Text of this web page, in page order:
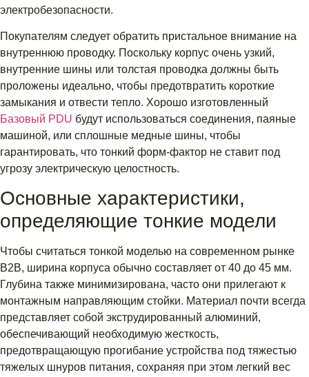
электробезопасности.
Покупателям следует обратить пристальное внимание на
внутреннюю проводку. Поскольку корпус очень узкий,
внутренние шины или толстая проводка должны быть
проложены идеально, чтобы предотвратить короткие
замыкания и отвести тепло. Хорошо изготовленный
Базовый PDU будут использоваться соединения, паяные
машиной, или сплошные медные шины, чтобы
гарантировать, что тонкий форм-фактор не ставит под
угрозу электрическую целостность.
Основные характеристики,
определяющие тонкие модели
Чтобы считаться тонкой моделью на современном рынке
B2B, ширина корпуса обычно составляет от 40 до 45 мм.
Глубина также минимизирована, часто они прилегают к
монтажным направляющим стойки. Материал почти всегда
представляет собой экструдированный алюминий,
обеспечивающий необходимую жесткость,
предотвращающую прогибание устройства под тяжестью
тяжелых шнуров питания, сохраняя при этом легкий вес